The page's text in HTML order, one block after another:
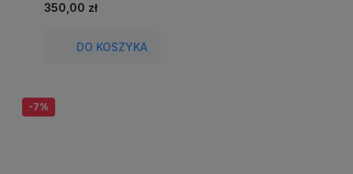
350,00 zł
DO KOSZYKA
-7%